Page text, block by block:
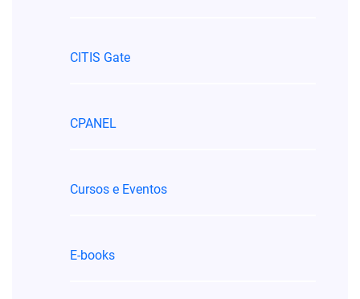
CITIS Gate
CPANEL
Cursos e Eventos
E-books